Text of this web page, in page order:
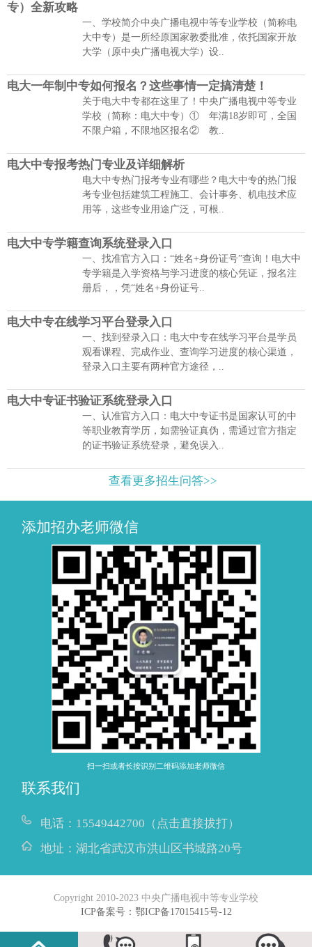
专）全新攻略
一、学校简介中央广播电视中等专业学校（简称电
大中专）是一所经原国家教委批准，依托国家开放
大学（原中央广播电视大学）设..
电大一年制中专如何报名？这些事情一定搞清楚！
关于电大中专都在这里了！中央广播电视中等专业
学校（简称：电大中专）① 年满18岁即可，全国
不限户箱，不限地区报名② 教..
电大中专报考热门专业及详细解析
电大中专热门报考专业有哪些？电大中专的热门报
考专业包括建筑工程施工、会计事务、机电技术应
用等，这些专业用途广泛，可根..
电大中专学籍查询系统登录入口
一、找准官方入口：“姓名+身份证号”查询！电大中
专学籍是入学资格与学习进度的核心凭证，报名注
册后，，凭“姓名+身份证号..
电大中专在线学习平台登录入口
一、找到登录入口：电大中专在线学习平台是学员
观看课程、完成作业、查询学习进度的核心渠道，
登录入口主要有两种官方途径，..
电大中专证书验证系统登录入口
一、认准官方入口：电大中专证书是国家认可的中
等职业教育学历，如需验证真伪，需通过官方指定
的证书验证系统登录，避免误入..
查看更多招生问答>>
添加招办老师微信
扫一扫或者长按识别二维码添加老师微信
联系我们
电话： 15549442700（点击直接拔打）
地址： 湖北省武汉市洪山区书城路20号
Copyright 2010-2023 中央广播电视中等专业学校
ICP备案号：鄂ICP备17015415号-12